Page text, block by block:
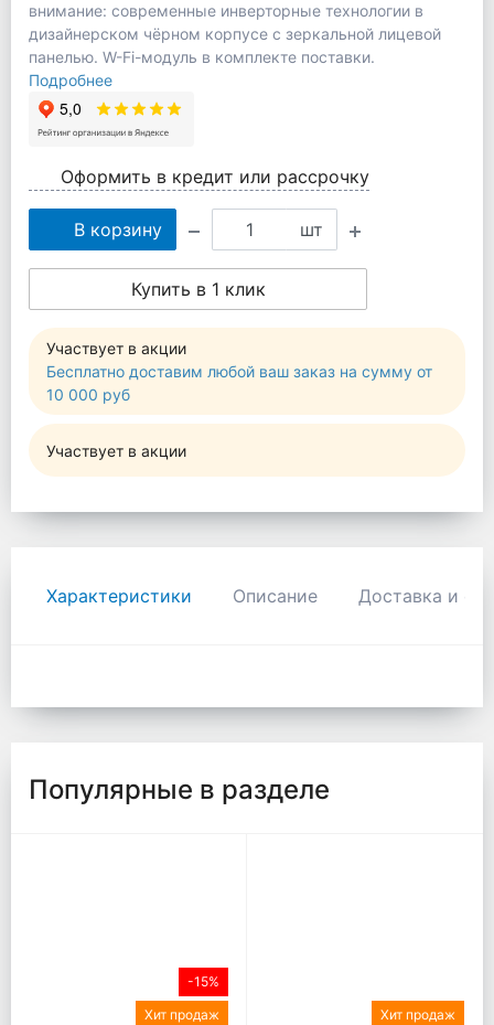
внимание: современные инверторные технологии в
дизайнерском чёрном корпусе с зеркальной лицевой
панелью. W-Fi-модуль в комплекте поставки.
Подробнее
Оформить в кредит или рассрочку
В корзину шт
Купить в 1 клик
Участвует в акции
Бесплатно доставим любой ваш заказ на сумму от
10 000 руб
Участвует в акции
Характеристики Описание Доставка и
Популярные в разделе
-15%
Хит продаж
Хит продаж